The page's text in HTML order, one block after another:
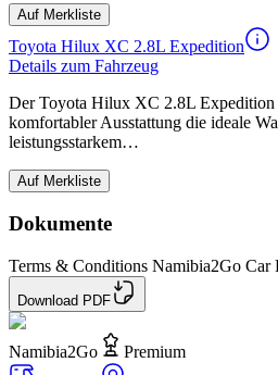
Auf Merkliste
Toyota Hilux XC 2.8L Expedition
Details zum Fahrzeug
Der Toyota Hilux XC 2.8L Expedition
komfortabler Ausstattung die ideale
leistungsstarkem…
Auf Merkliste
Dokumente
Terms & Conditions Namibia2Go Car
Download PDF
Namibia2Go
Premium